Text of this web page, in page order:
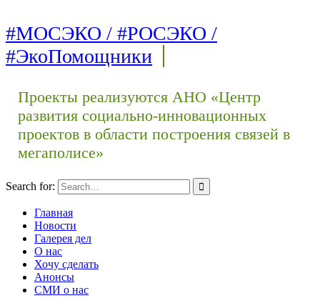
#МОСЭКО / #РОСЭКО /
#ЭкоПомощники
Проекты реализуются АНО «Центр
развития социально-инновационных
проектов в области построения связей в
мегаполисе»
Search for:
Главная
Новости
Галерея дел
О нас
Хочу сделать
Анонсы
СМИ о нас